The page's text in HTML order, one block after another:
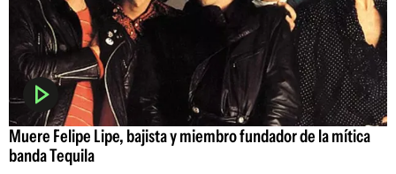
Muere Felipe Lipe, bajista y miembro fundador de la mítica
banda Tequila